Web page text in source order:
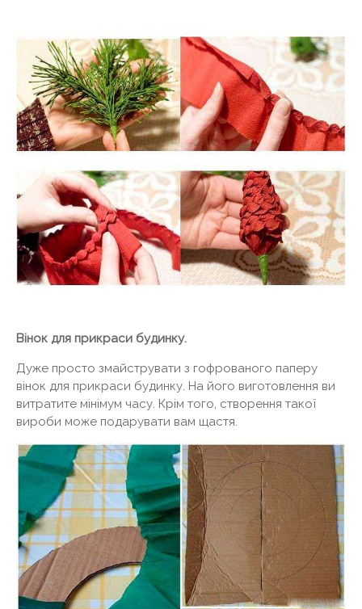
Вінок для прикраси будинку.
Дуже просто змайструвати з гофрованого паперу
вінок для прикраси будинку. На його виготовлення ви
витратите мінімум часу. Крім того, створення такої
вироби може подарувати вам щастя.